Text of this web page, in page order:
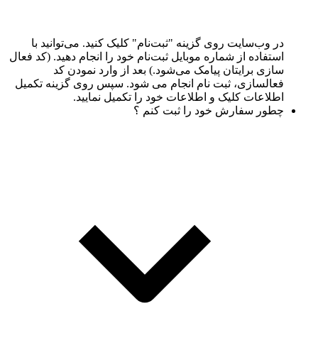
در وب‌سایت روی گزینه "ثبت‌نام" کلیک کنید. می‌توانید با
استفاده از شماره موبایل ثبت‌نام خود را انجام دهید. (کد فعال
سازی برایتان پیامک می‌شود.) بعد از وارد نمودن کد
فعالسازی، ثبت نام انجام می شود. سپس روی گزینه تکمیل
اطلاعات کلیک و اطلاعات خود را تکمیل نمایید.
چطور سفارش خود را ثبت کنم ؟